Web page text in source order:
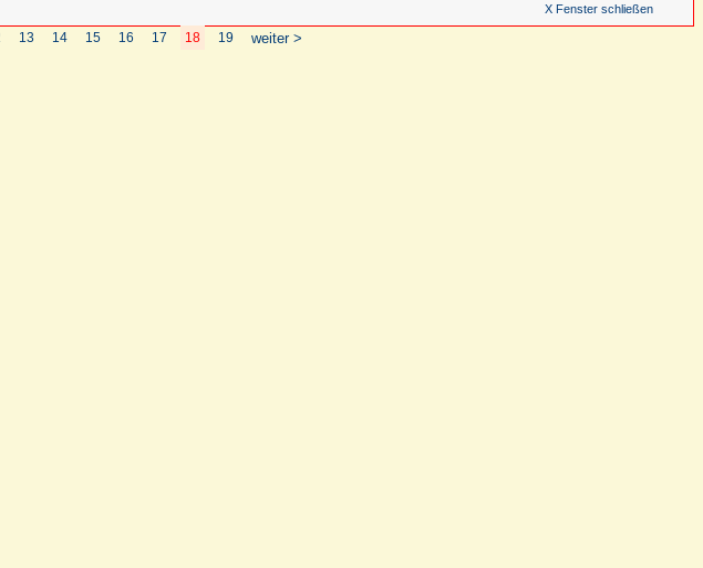
X Fenster schließen
13 14 15 16 17 18 19 weiter >